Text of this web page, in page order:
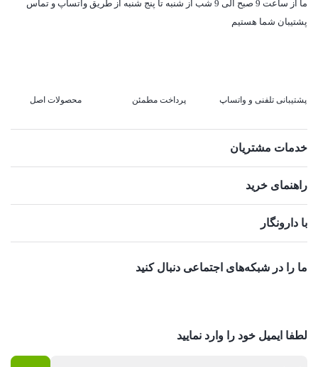
ما از ساعت 9 صبح الی 9 شب از شنبه تا پنج شنبه از طریق واتساپ و تماس
پشتیبان شما هستیم
پشتیبانی تلفنی و واتساپ پرداخت مطمئن محصولات اصل
خدمات مشتریان
راهنمای خرید
با دارونگار
ما را در شبکه‌های اجتماعی دنبال کنید
لطفا ایمیل خود را وارد نمایید